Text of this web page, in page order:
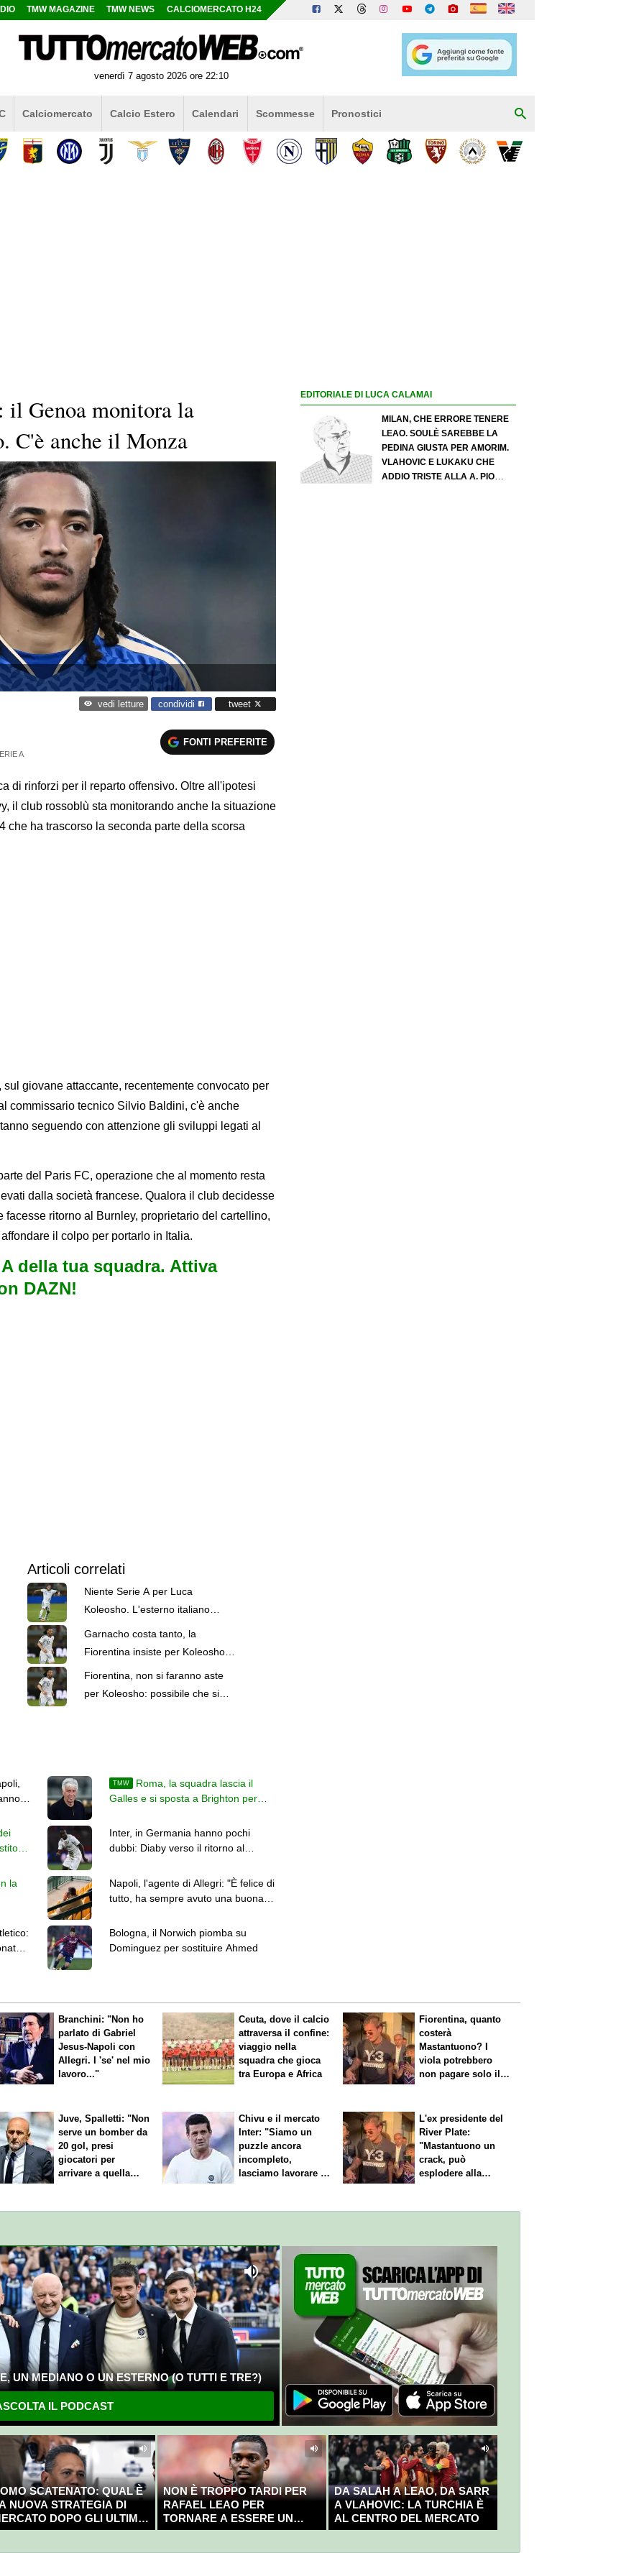
TMW MAGAZINE TMW NEWS CALCIOMERCATO H24
venerdì 7 agosto 2026 ore 22:10
Calciomercato Calcio Estero Calendari Scommesse Pronostici
il Genoa monitora la
C'è anche il Monza
vedi letture condividi tweet
A
FONTI PREFERITE
di rinforzi per il reparto offensivo. Oltre all'ipotesi
il club rossoblù sta monitorando anche la situazione
che ha trascorso la seconda parte della scorsa
giovane attaccante, recentemente convocato per
commissario tecnico Silvio Baldini, c'è anche
seguendo con attenzione gli sviluppi legati al
del Paris FC, operazione che al momento resta
dalla società francese. Qualora il club decidesse
ritorno al Burnley, proprietario del cartellino,
il colpo per portarlo in Italia.
della tua squadra. Attiva
DAZN!
Articoli correlati
Niente Serie A per Luca
Koleosho. L'esterno italiano
Garnacho costa tanto, la
Fiorentina insiste per Koleosho.
E sullo sfondo restano due nomi
Fiorentina, non si faranno aste
per Koleosho: possibile che si
TMW
Roma, la squadra lascia il
Galles e si sposta a Brighton per
Inter, in Germania hanno pochi
dubbi: Diaby verso il ritorno al
la
Napoli, l'agente di Allegri: "È felice di
tutto, ha sempre avuto una buona
a
Bologna, il Norwich piomba su
Dominguez per sostituire Ahmed
EDITORIALE DI LUCA CALAMAI
MILAN, CHE ERRORE TENERE
LEAO. SOULÈ SAREBBE LA
PEDINA GIUSTA PER AMORIM.
VLAHOVIC E LUKAKU CHE
ADDIO TRISTE ALLA A. PIO
Branchini: "Non ho
parlato di Gabriel
Jesus-Napoli con
Allegri. I 'se' nel mio
lavoro..."
Ceuta, dove il calcio
attraversa il confine:
viaggio nella
squadra che gioca
tra Europa e Africa
Fiorentina, quanto
costerà
Mastantuono? I
viola potrebbero
non pagare solo il
Juve, Spalletti: "Non
serve un bomber da
20 gol, presi
giocatori per
arrivare a quella
Chivu e il mercato
Inter: "Siamo un
puzzle ancora
incompleto,
lasciamo lavorare i
L'ex presidente del
River Plate:
"Mastantuono un
crack, può
esplodere alla
UN MEDIANO O UN ESTERNO (O TUTTI E TRE?)
IL PODCAST
SCATENATO: QUAL È
NUOVA STRATEGIA DI
DOPO GLI ULTIMI
NON È TROPPO TARDI PER
RAFAEL LEAO PER
TORNARE A ESSERE UN
CAMPIONE
DA SALAH A LEAO, DA SARR
A VLAHOVIC: LA TURCHIA È
AL CENTRO DEL MERCATO